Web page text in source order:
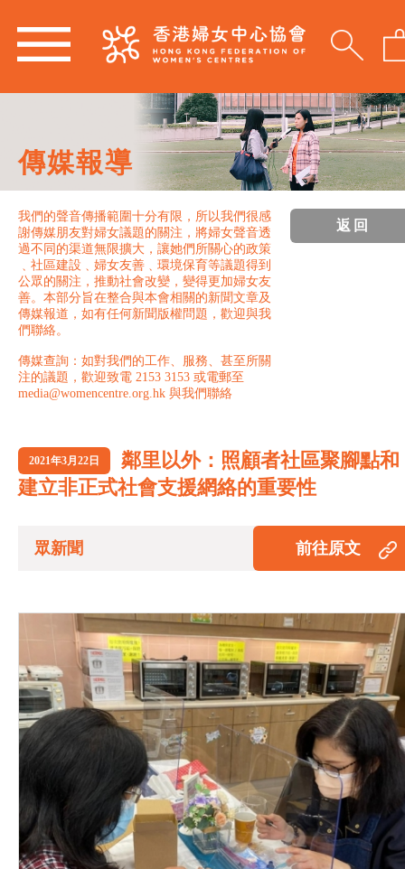
傳媒報導
我們的聲音傳播範圍十分有限，所以我們很感
謝傳媒朋友對婦女議題的關注，將婦女聲音透
過不同的渠道無限擴大，讓她們所關心的政策
﹑社區建設﹑婦女友善﹑環境保育等議題得到
公眾的關注，推動社會改變，變得更加婦女友
善。本部分旨在整合與本會相關的新聞文章及
傳媒報道，如有任何新聞版權問題，歡迎與我
們聯絡。
傳媒查詢：如對我們的工作、服務、甚至所關
注的議題，歡迎致電 2153 3153 或電郵至
media@womencentre.org.hk 與我們聯絡
返回
2021年3月22日
鄰里以外：照顧者社區聚腳點和
建立非正式社會支援網絡的重要性
眾新聞 前往原文